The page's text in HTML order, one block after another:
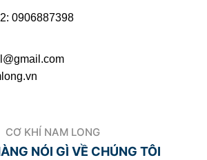
0906887398
CƠ KHÍ NAM LONG
NÓI GÌ VỀ CHÚNG TÔI